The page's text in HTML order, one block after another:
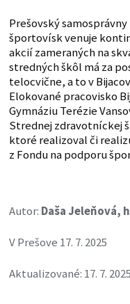
Prešovský
športovísk venuje
akcií zameraných na
stredných škôl má za
telocvične, a to v
Elokované pracovisko
Gymnáziu Terézie
Strednej zdravotníckej
ktoré realizoval či
z Fondu na podporu
Autor: Daša Jeleňová,
V Prešove 17. 7. 2025
Aktualizované: 17. 7. 2025